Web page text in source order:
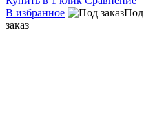
В избранное
Под
заказ